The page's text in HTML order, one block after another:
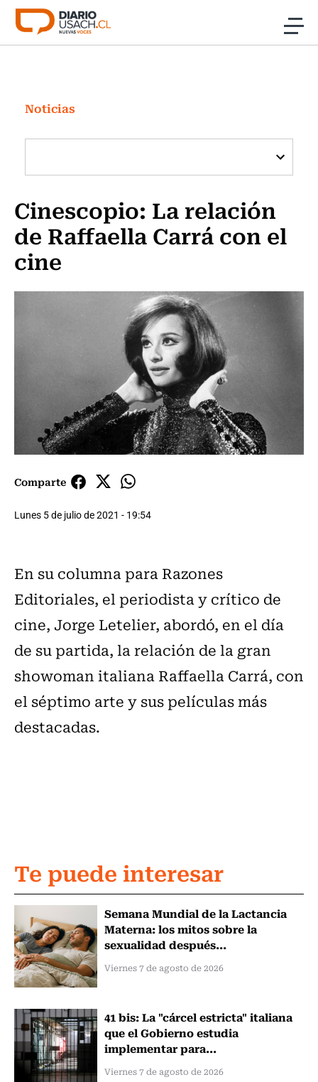
Click acá para ir directamente al contenido
Investigación
Cultura
Programas Radio y TV Usach
Noticias
Cinescopio: La relación
de Raffaella Carrá con el
cine
Comparte
Lunes 5 de julio de 2021 - 19:54
En su columna para Razones
Editoriales, el periodista y crítico de
cine, Jorge Letelier, abordó, en el día
de su partida, la relación de la gran
showoman italiana Raffaella Carrá, con
el séptimo arte y sus películas más
destacadas.
Te puede interesar
Semana Mundial de la Lactancia
Materna: los mitos sobre la
sexualidad después...
Viernes 7 de agosto de 2026
41 bis: La "cárcel estricta" italiana
que el Gobierno estudia
implementar para...
Viernes 7 de agosto de 2026